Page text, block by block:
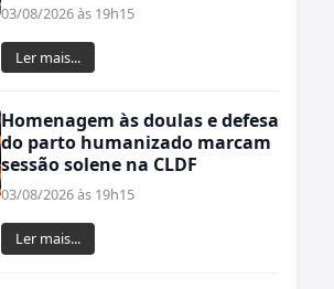
03/08/2026 às 19h15
Ler mais...
Homenagem às doulas e defesa
do parto humanizado marcam
sessão solene na CLDF
03/08/2026 às 19h15
Ler mais...